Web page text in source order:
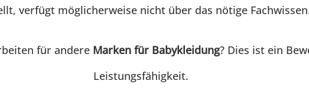
verfügt möglicherweise nicht über das nötige
für andere Marken für Babykleidung? Dies ist ein
Leistungsfähigkeit.